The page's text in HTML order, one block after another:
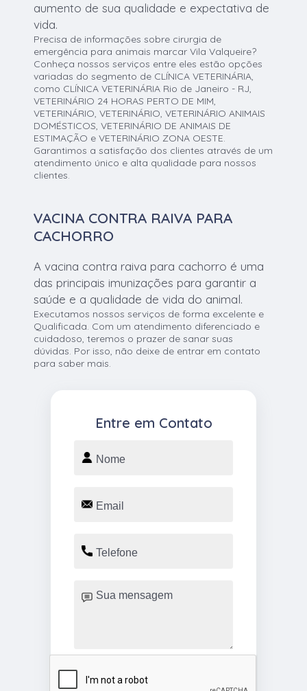
aumento de sua qualidade e expectativa de
vida.
Precisa de informações sobre cirurgia de
emergência para animais marcar Vila Valqueire?
Conheça nossos serviços entre eles estão opções
variadas do segmento de CLÍNICA VETERINÁRIA,
como CLÍNICA VETERINÁRIA Rio de Janeiro - RJ,
VETERINÁRIO 24 HORAS PERTO DE MIM,
VETERINÁRIO, VETERINÁRIO, VETERINÁRIO ANIMAIS
DOMÉSTICOS, VETERINÁRIO DE ANIMAIS DE
ESTIMAÇÃO e VETERINÁRIO ZONA OESTE.
Garantimos a satisfação dos clientes através de um
atendimento único e alta qualidade para nossos
clientes.
VACINA CONTRA RAIVA PARA
CACHORRO
A vacina contra raiva para cachorro é uma
das principais imunizações para garantir a
saúde e a qualidade de vida do animal.
Executamos nossos serviços de forma excelente e
Qualificada. Com um atendimento diferenciado e
cuidadoso, teremos o prazer de sanar suas
dúvidas. Por isso, não deixe de entrar em contato
para saber mais.
Entre em Contato